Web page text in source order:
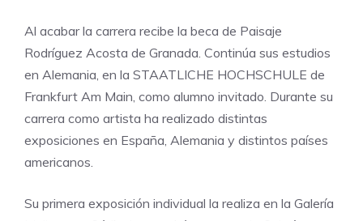
Al acabar la carrera recibe la beca de Paisaje
Rodríguez Acosta de Granada. Continúa sus estudios
en Alemania, en la STAATLICHE HOCHSCHULE de
Frankfurt Am Main, como alumno invitado. Durante su
carrera como artista ha realizado distintas
exposiciones en España, Alemania y distintos países
americanos.
Su primera exposición individual la realiza en la Galería